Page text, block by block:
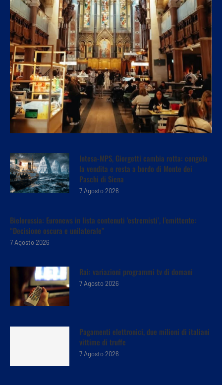
Intesa-MPS, Giorgetti cambia rotta: congela
la vendita e resta a bordo di Monte dei
Paschi di Siena
7 Agosto 2026
Bielorussia: Euronews in lista contenuti ‘estremisti’, l’emittente:
“Decisione oscura e unilaterale”
7 Agosto 2026
Rai: variazioni programmi tv di domani
7 Agosto 2026
Pagamenti elettronici, due milioni di italiani
vittime di truffe
7 Agosto 2026